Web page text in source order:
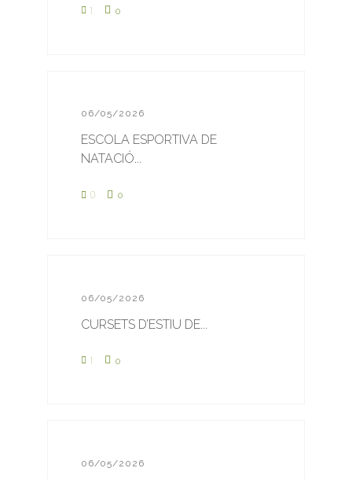
1 0
06/05/2026
ESCOLA ESPORTIVA DE
NATACIÓ...
0 0
06/05/2026
CURSETS D’ESTIU DE...
1 0
06/05/2026